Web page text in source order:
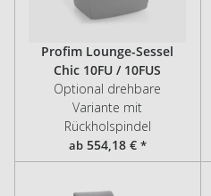
Profim Lounge-Sessel
Chic 10FU / 10FUS
Optional drehbare
Variante mit
Rückholspindel
ab554,18 € *